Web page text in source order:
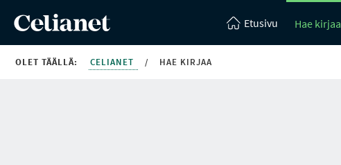
Etusivu Hae kirjaa
OLET TÄÄLLÄ: CELIANET / HAE KIRJAA